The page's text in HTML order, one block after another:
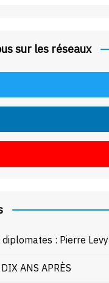
sur les réseaux
: Pierre Levy
ANS APRÈS